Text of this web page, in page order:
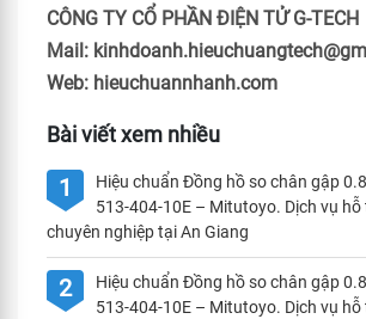
CÔNG TY CỔ PHẦN ĐIỆN TỬ G-TECH
Mail:
Web: hieuchuannhanh.com
Bài viết xem nhiều
1
Hiệu chuẩn Đồng hồ so chân gập
513-404-10E – Mitutoyo. Dịch vụ
chuyên nghiệp tại An Giang
2
Hiệu chuẩn Đồng hồ so chân gập
513-404-10E – Mitutoyo. Dịch vụ